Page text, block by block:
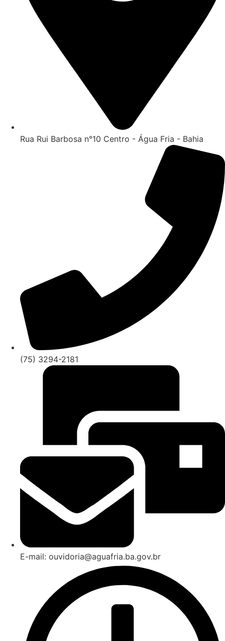
Rua Rui Barbosa n°10 Centro - Água Fria - Bahia
(75) 3294-2181
E-mail: ouvidoria@aguafria.ba.gov.br